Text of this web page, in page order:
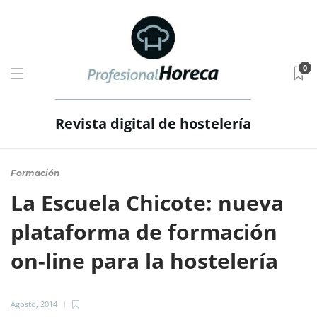
Revista digital de hostelería
0
Formación
La Escuela Chicote: nueva
plataforma de formación
on-line para la hostelería
Agosto, 2014